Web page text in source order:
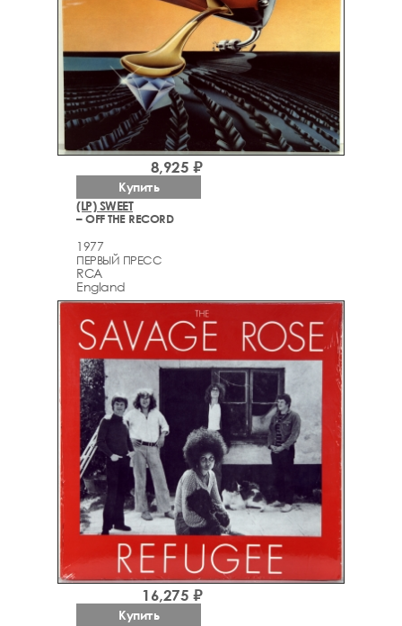
(LP) SWEET
– OFF THE RECORD
1977
ПЕРВЫЙ ПРЕСС
RCA
England
8,925 ₽
Купить
16,275 ₽
Купить